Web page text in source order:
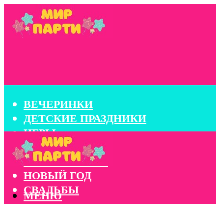
ВЕЧЕРИНКИ
ДЕТСКИЕ ПРАЗДНИКИ
ИГРЫ
КОНКУРСЫ
КОРПОРАТИВЫ
НОВЫЙ ГОД
СВАДЬБЫ
МЕНЮ